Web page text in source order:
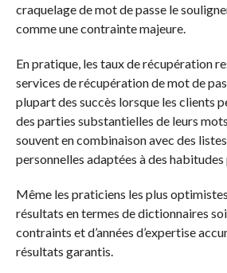
craquelage de mot de passe le
comme une contrainte majeure.
En pratique, les taux de récupération
services de récupération de mot de
plupart des succès lorsque les clients
des parties substantielles de leurs
souvent en combinaison avec des
personnelles adaptées à des habitudes
Même les praticiens les plus
résultats en termes de dictionnaires
contraints et d’années d’expertise
résultats garantis.